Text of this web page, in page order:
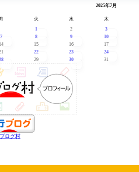
2025年7月
月 火 水 木
1
2 3
7
8 9 10
14
15 16 17
22 23 24
29 30 31
ログ村